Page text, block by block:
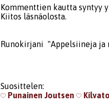
Kommenttien kautta syntyy
Kiitos läsnäolosta.
Runokirjani "Appelsiineja ja
Suosittelen:
Punainen Joutsen